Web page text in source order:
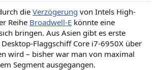
die Verzögerung von Intels High-
Reihe Broadwell-E könnte eine
bringen. Aus Asien gibt es erste
Flaggschiff Core i7-6950X über
wird – bisher war man von maximal
Segment ausgegangen.